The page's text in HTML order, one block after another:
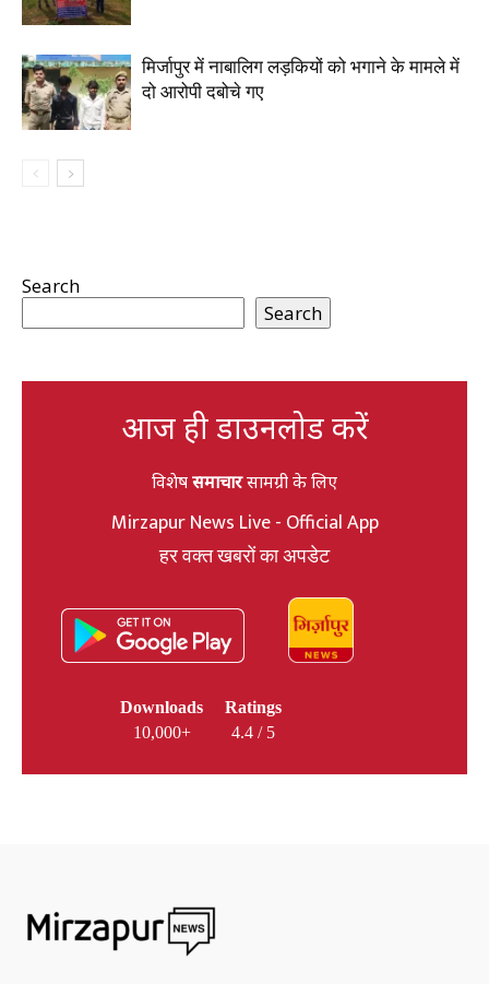
मिर्जापुर में नाबालिग लड़कियों को भगाने के मामले में
दो आरोपी दबोचे गए
Search
Search
आज ही डाउनलोड करें
विशेषसमाचारसामग्री के लिए
Mirzapur News Live - Official App
हर वक्त खबरों का अपडेट
Downloads
10,000+
Ratings
4.4 / 5